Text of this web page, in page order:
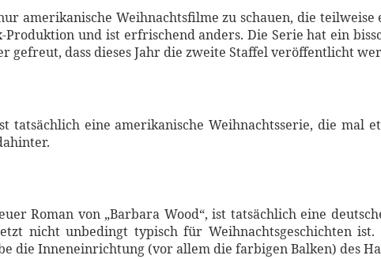
amerikanische Weihnachtsfilme zu schauen, die
Produktion und ist erfrischend anders. Die Serie hat ein
gefreut, dass dieses Jahr die zweite Staffel veröffentlicht
tatsächlich eine amerikanische Weihnachtsserie, die mal
Roman von „Barbara Wood“, ist tatsächlich eine
nicht unbedingt typisch für Weihnachtsgeschichten
die Inneneinrichtung (vor allem die farbigen Balken) des